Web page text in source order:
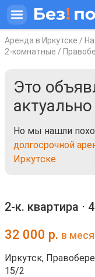
Аренда в Иркутске /
2-комнатные /
Это
актуально
Но мы нашли
долгосрочной
Иркутске
2-к. квартира ⋅
32 000 р. в
Иркутск,
15/2